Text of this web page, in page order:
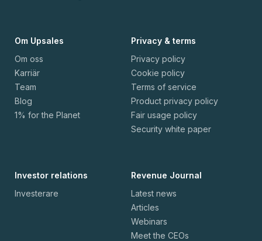
Om Upsales
Om oss
Karriär
Team
Blog
1% for the Planet
Privacy & terms
Privacy policy
Cookie policy
Terms of service
Product privacy policy
Fair usage policy
Security white paper
Investor relations
Investerare
Revenue Journal
Latest news
Articles
Webinars
Meet the CEOs